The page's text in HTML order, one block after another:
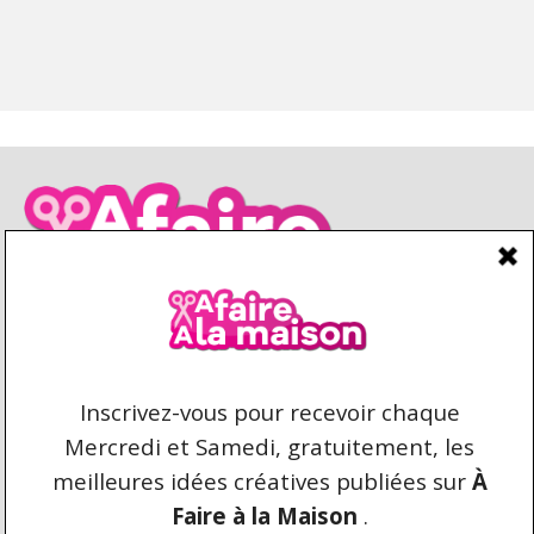
CONDITIONS D’UTILISATION CONTACT
REPRODUCTION ET DROIT D'AUTEUR
AFAIREALAMAISON.COM © 2021 TOUS DROITS
RÉSERVÉS. AUCUNE COPIE DU CONTENU N'EST
AUTORISÉE